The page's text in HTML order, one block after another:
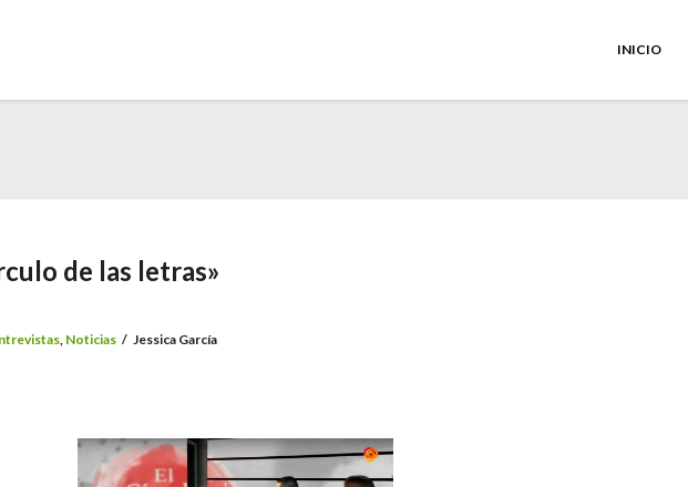
INICIO
de las letras»
, Noticias / Jessica García